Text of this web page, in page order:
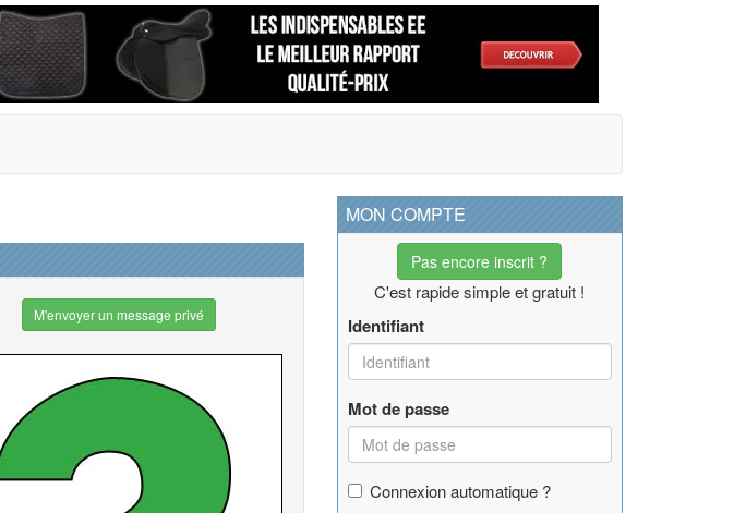
M'envoyer un message privé
MON COMPTE
Pas encore inscrit ?
C'est rapide simple et gratuit !
Identifiant
Mot de passe
Connexion automatique ?